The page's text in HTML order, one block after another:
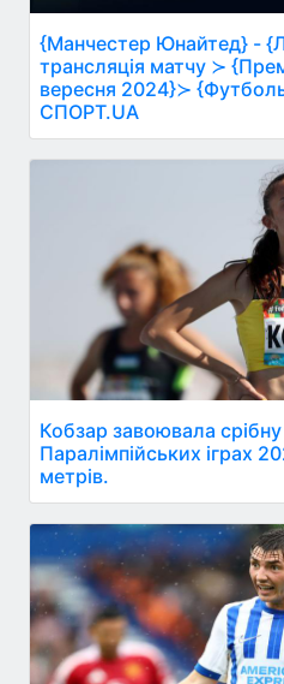
{Манчестер Юнайтед} -
трансляція матчу ≻
вересня 2024}≻
СПОРТ.UA
Кобзар завоювала
Паралімпійських іграх
метрів.